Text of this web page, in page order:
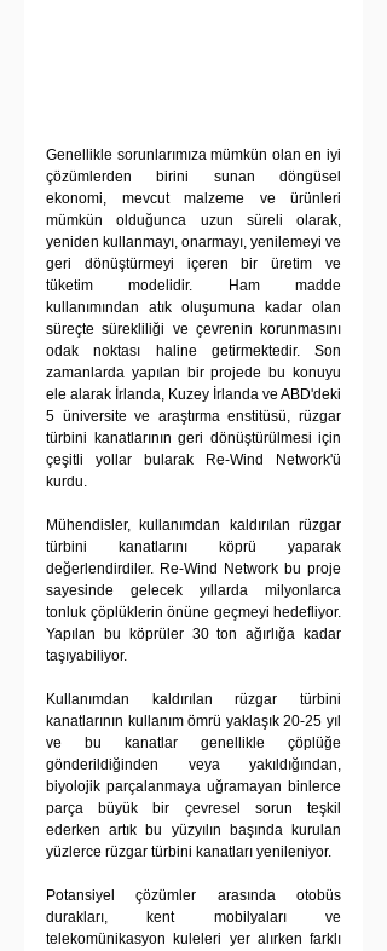
Genellikle sorunlarımıza mümkün olan en iyi
çözümlerden birini sunan döngüsel
ekonomi, mevcut malzeme ve ürünleri
mümkün olduğunca uzun süreli olarak,
yeniden kullanmayı, onarmayı, yenilemeyi ve
geri dönüştürmeyi içeren bir üretim ve
tüketim modelidir. Ham madde
kullanımından atık oluşumuna kadar olan
süreçte sürekliliği ve çevrenin korunmasını
odak noktası haline getirmektedir. Son
zamanlarda yapılan bir projede bu konuyu
ele alarak İrlanda, Kuzey İrlanda ve ABD'deki
5 üniversite ve araştırma enstitüsü, rüzgar
türbini kanatlarının geri dönüştürülmesi için
çeşitli yollar bularak Re-Wind Network'ü
kurdu.
Mühendisler, kullanımdan kaldırılan rüzgar
türbini kanatlarını köprü yaparak
değerlendirdiler. Re-Wind Network bu proje
sayesinde gelecek yıllarda milyonlarca
tonluk çöplüklerin önüne geçmeyi hedefliyor.
Yapılan bu köprüler 30 ton ağırlığa kadar
taşıyabiliyor.
Kullanımdan kaldırılan rüzgar türbini
kanatlarının kullanım ömrü yaklaşık 20-25 yıl
ve bu kanatlar genellikle çöplüğe
gönderildiğinden veya yakıldığından,
biyolojik parçalanmaya uğramayan binlerce
parça büyük bir çevresel sorun teşkil
ederken artık bu yüzyılın başında kurulan
yüzlerce rüzgar türbini kanatları yenileniyor.
Potansiyel çözümler arasında otobüs
durakları, kent mobilyaları ve
telekomünikasyon kuleleri yer alırken farklı